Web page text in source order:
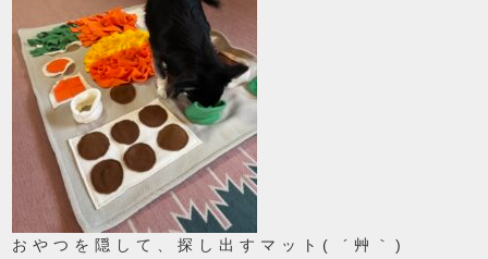
おやつを隠して、探し出すマット( ´艸｀)